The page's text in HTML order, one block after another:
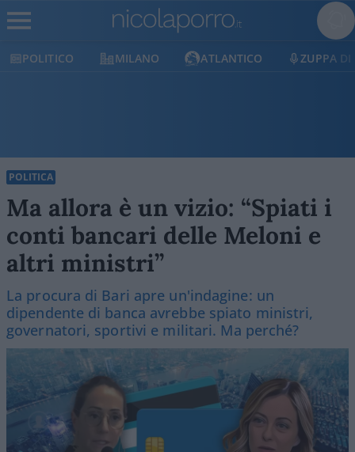
POLITICO MILANO ATLANTICO ZUPPA DI
POLITICA
Ma allora è un vizio: “Spiati i
conti bancari delle Meloni e
altri ministri”
La procura di Bari apre un'indagine: un
dipendente di banca avrebbe spiato ministri,
governatori, sportivi e militari. Ma perché?